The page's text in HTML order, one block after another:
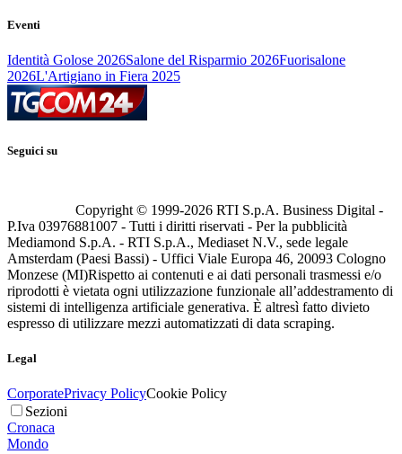
Eventi
Identità Golose 2026Salone del Risparmio 2026Fuorisalone
2026L'Artigiano in Fiera 2025
Seguici su
Copyright © 1999-2026 RTI S.p.A. Business Digital -
P.Iva 03976881007 - Tutti i diritti riservati - Per la pubblicità
Mediamond S.p.A. - RTI S.p.A., Mediaset N.V., sede legale
Amsterdam (Paesi Bassi) - Uffici Viale Europa 46, 20093 Cologno
Monzese (MI)Rispetto ai contenuti e ai dati personali trasmessi e/o
riprodotti è vietata ogni utilizzazione funzionale all’addestramento di
sistemi di intelligenza artificiale generativa. È altresì fatto divieto
espresso di utilizzare mezzi automatizzati di data scraping.
Legal
CorporatePrivacy PolicyCookie Policy
Sezioni
Cronaca
Mondo